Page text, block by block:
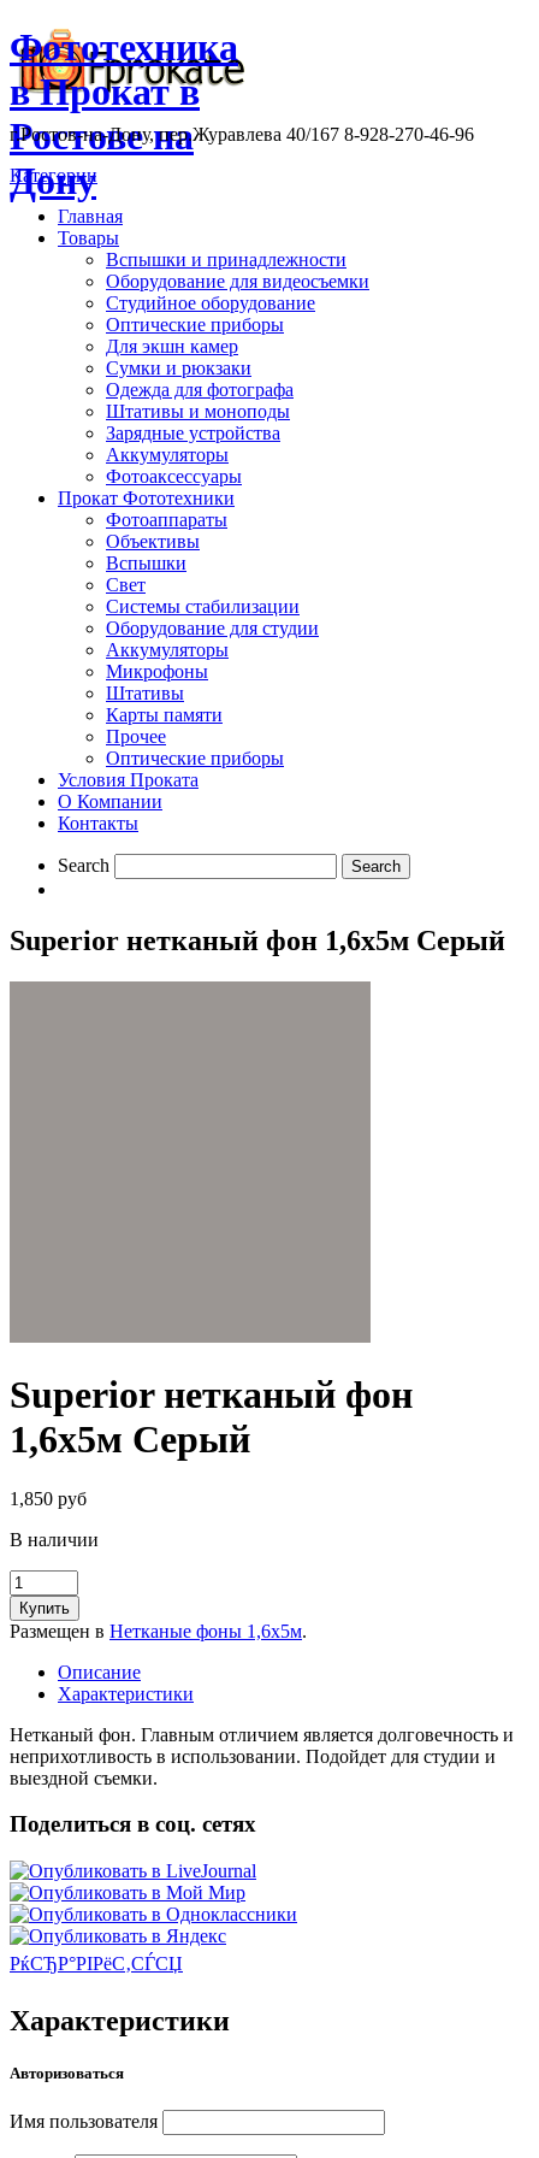
Фототехника
в Прокат в
Ростове на
Дону
г.Ростов-на-Дону, пер.Журавлева 40/167 8-928-270-46-96
Категории
Главная
Товары
Вспышки и принадлежности
Оборудование для видеосъемки
Студийное оборудование
Оптические приборы
Для экшн камер
Сумки и рюкзаки
Одежда для фотографа
Штативы и моноподы
Зарядные устройства
Аккумуляторы
Фотоаксессуары
Прокат Фототехники
Фотоаппараты
Объективы
Вспышки
Свет
Системы стабилизации
Оборудование для студии
Aккумуляторы
Микрофоны
Штативы
Карты памяти
Прочее
Оптические приборы
Условия Проката
О Компании
Контакты
Search
Superior нетканый фон 1,6х5м Серый
Superior нетканый фон
1,6х5м Серый
1,850 руб
В наличии
Купить
Размещен в Нетканые фоны 1,6х5м.
Описание
Характеристики
Нетканый фон. Главным отличием является долговечность и
неприхотливость в использовании. Подойдет для студии и
выездной съемки.
Поделиться в соц. сетях
РќСЂР°РІРёС‚СЃСЏ
Характеристики
Авторизоваться
Имя пользователя